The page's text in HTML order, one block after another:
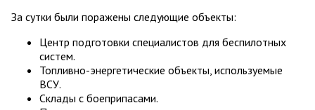
За сутки были поражены следующие объекты:
Центр подготовки специалистов для беспилотных
систем.
Топливно-энергетические объекты, используемые
ВСУ.
Склады с боеприпасами.